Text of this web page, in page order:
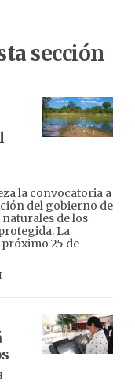
sección
la convocatoria a
del gobierno de
de los
La
25 de